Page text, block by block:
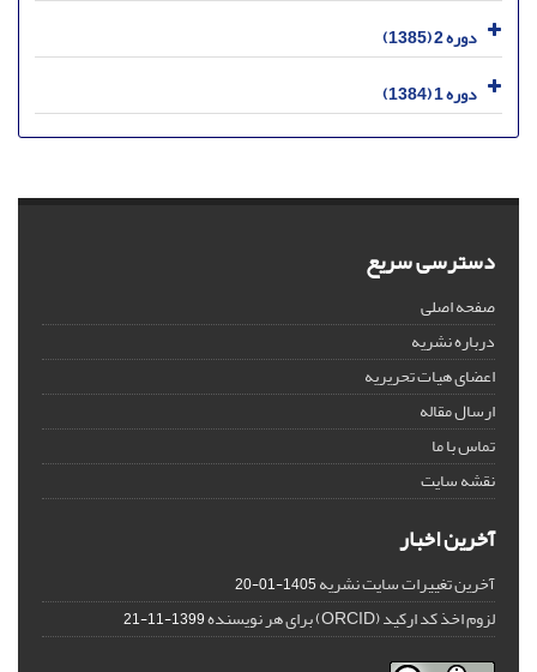
دوره 2 (1385)
دوره 1 (1384)
دسترسی سریع
صفحه اصلی
درباره نشریه
اعضای هیات تحریریه
ارسال مقاله
تماس با ما
نقشه سایت
آخرین اخبار
آخرین تغییرات سایت نشریه1405-01-20
لزوم اخذ کد ارکید (ORCID) برای هر نویسنده 1399-11-21